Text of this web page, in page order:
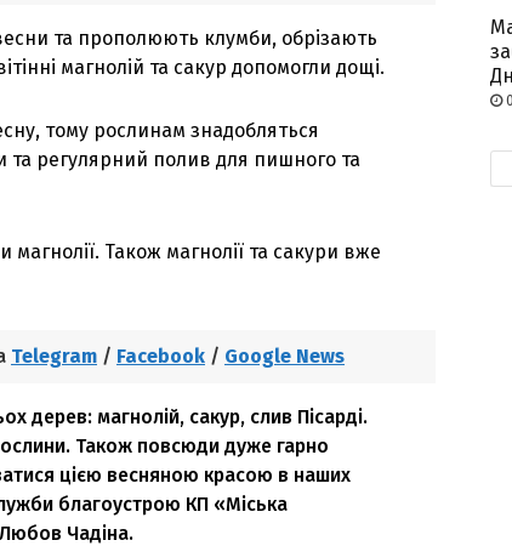
та прополюють клумби, обрізають
магнолій та сакур допомогли дощі.
тому рослинам знадобляться
регулярний полив для пишного та
Також магнолії та сакури вже
Telegram / Facebook / Google News
дерев: магнолій, сакур, слив Пісарді.
рослини. Також повсюди дуже гарно
цією весняною красою в наших
благоустрою КП «Міська
Любов Чадіна.